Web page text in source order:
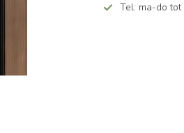
Tel: ma-do tot